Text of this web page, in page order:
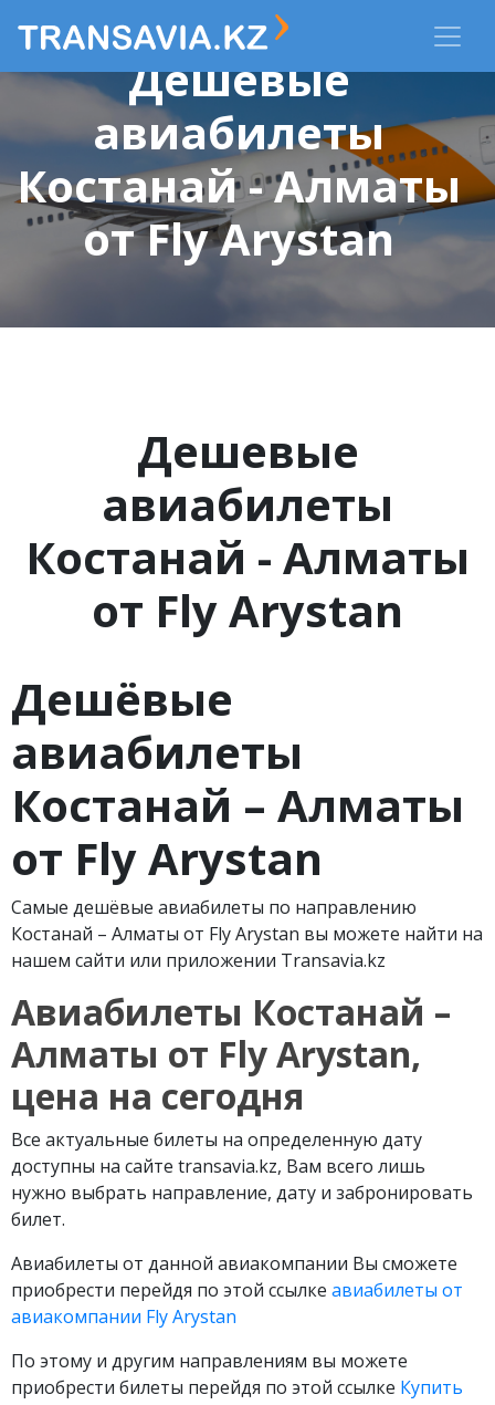
Дешевые
авиабилеты
Костанай - Алматы
от Fly Arystan
Дешевые
авиабилеты
Костанай - Алматы
от Fly Arystan
Дешёвые
авиабилеты
Костанай – Алматы
от Fly Arystan
Самые дешёвые авиабилеты по направлению
Костанай – Алматы от Fly Arystan вы можете найти на
нашем сайти или приложении Transavia.kz
Авиабилеты Костанай –
Алматы от Fly Arystan,
цена на сегодня
Все актуальные билеты на определенную дату
доступны на сайте transavia.kz, Вам всего лишь
нужно выбрать направление, дату и забронировать
билет.
Авиабилеты от данной авиакомпании Вы сможете
приобрести перейдя по этой ссылке авиабилеты от
авиакомпании Fly Arystan
По этому и другим направлениям вы можете
приобрести билеты перейдя по этой ссылке Купить